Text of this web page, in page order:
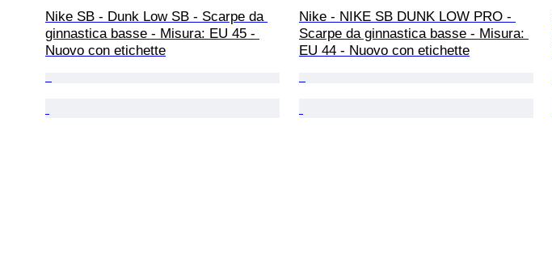
Nike SB - Dunk Low SB - Scarpe da
ginnastica basse - Misura: EU 45 -
Nuovo con etichette
Nike - NIKE SB DUNK LOW PRO -
Scarpe da ginnastica basse - Misura:
EU 44 - Nuovo con etichette